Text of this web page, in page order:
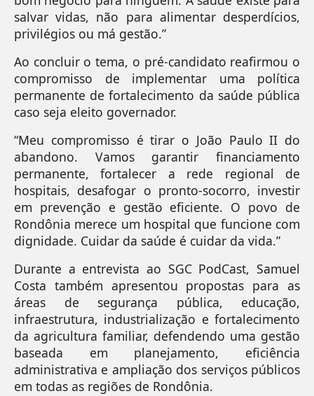
salvar vidas, não para alimentar desperdícios,
privilégios ou má gestão.”
Ao concluir o tema, o pré-candidato reafirmou o
compromisso de implementar uma política
permanente de fortalecimento da saúde pública
caso seja eleito governador.
“Meu compromisso é tirar o João Paulo II do
abandono. Vamos garantir financiamento
permanente, fortalecer a rede regional de
hospitais, desafogar o pronto-socorro, investir
em prevenção e gestão eficiente. O povo de
Rondônia merece um hospital que funcione com
dignidade. Cuidar da saúde é cuidar da vida.”
Durante a entrevista ao SGC PodCast, Samuel
Costa também apresentou propostas para as
áreas de segurança pública, educação,
infraestrutura, industrialização e fortalecimento
da agricultura familiar, defendendo uma gestão
baseada em planejamento, eficiência
administrativa e ampliação dos serviços públicos
em todas as regiões de Rondônia.